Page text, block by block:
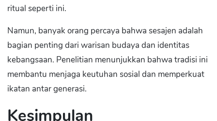
ritual seperti ini.
Namun, banyak orang percaya bahwa sesajen adalah
bagian penting dari warisan budaya dan identitas
kebangsaan. Penelitian menunjukkan bahwa tradisi ini
membantu menjaga keutuhan sosial dan memperkuat
ikatan antar generasi.
Kesimpulan